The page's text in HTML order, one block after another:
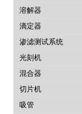
溶解器
滴定器
渗滤测试系统
光刻机
混合器
切片机
吸管